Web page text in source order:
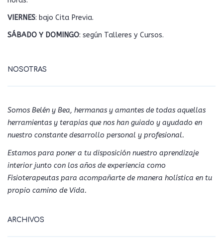
VIERNES: bajo Cita Previa.
SÁBADO Y DOMINGO: según Talleres y Cursos.
NOSOTRAS
Somos Belén y Bea, hermanas y amantes de todas aquellas
herramientas y terapias que nos han guiado y ayudado en
nuestro constante desarrollo personal y profesional.
Estamos para poner a tu disposición nuestro aprendizaje
interior junto con los años de experiencia como
Fisioterapeutas para acompañarte de manera holística en tu
propio camino de Vida.
ARCHIVOS